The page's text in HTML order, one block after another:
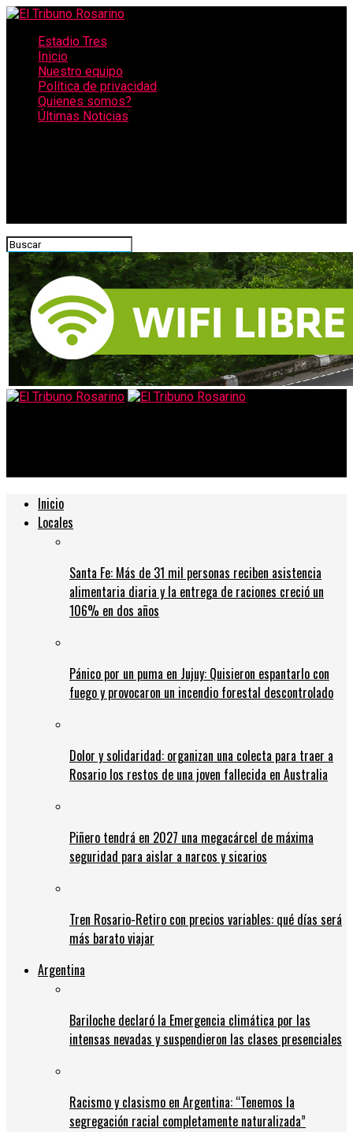
Estadio Tres
Inicio
Nuestro equipo
Política de privacidad
Quienes somos?
Últimas Noticias
Inicio
Locales
Santa Fe: Más de 31 mil personas reciben asistencia
alimentaria diaria y la entrega de raciones creció un
106% en dos años
Pánico por un puma en Jujuy: Quisieron espantarlo con
fuego y provocaron un incendio forestal descontrolado
Dolor y solidaridad: organizan una colecta para traer a
Rosario los restos de una joven fallecida en Australia
Piñero tendrá en 2027 una megacárcel de máxima
seguridad para aislar a narcos y sicarios
Tren Rosario-Retiro con precios variables: qué días será
más barato viajar
Argentina
Bariloche declaró la Emergencia climática por las
intensas nevadas y suspendieron las clases presenciales
Racismo y clasismo en Argentina: “Tenemos la
segregación racial completamente naturalizada”